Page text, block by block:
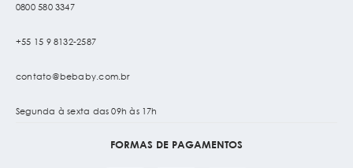
0800 580 3347
+55 15 9 8132-2587
contato@bebaby.com.br
Segunda à sexta das 09h às 17h
FORMAS DE PAGAMENTOS